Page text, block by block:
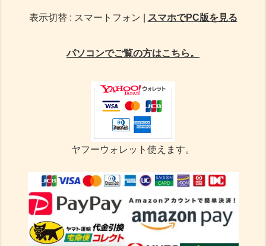
表示切替 : スマートフォン | スマホでPC版を見る
パソコンでご覧の方はこちら。
ヤフーウォレット使えます。